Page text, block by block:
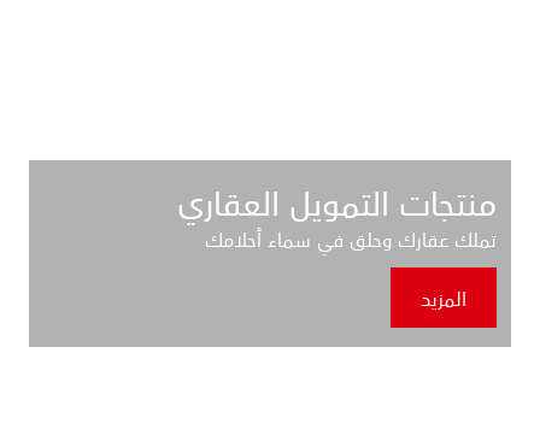
منتجات التمويل العقاري
تملك عقارك وحلق في سماء أحلامك
المزيد